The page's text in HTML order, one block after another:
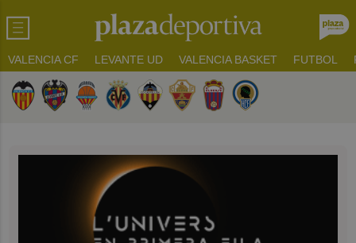
VALENCIA CF LEVANTE UD VALENCIA BASKET FUTBOL